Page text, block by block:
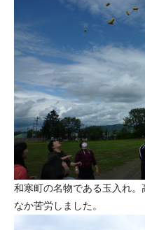
和寒町の名物である玉入れ
なか苦労しました。